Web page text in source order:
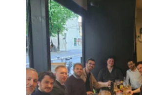
il y a 4 mois
Voir sur Facebook
Se souvenir de
Connexion